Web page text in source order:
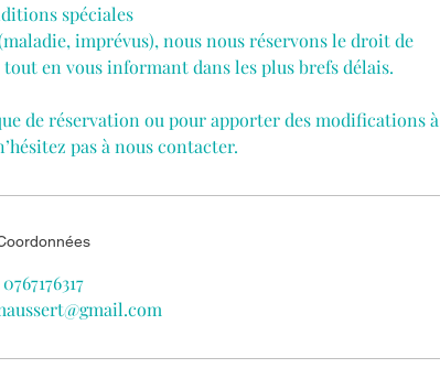
spéciales
imprévus), nous nous réservons le droit de
en vous informant dans les plus brefs délais.
de réservation ou pour apporter des modifications à
pas à nous contacter.
0767176317